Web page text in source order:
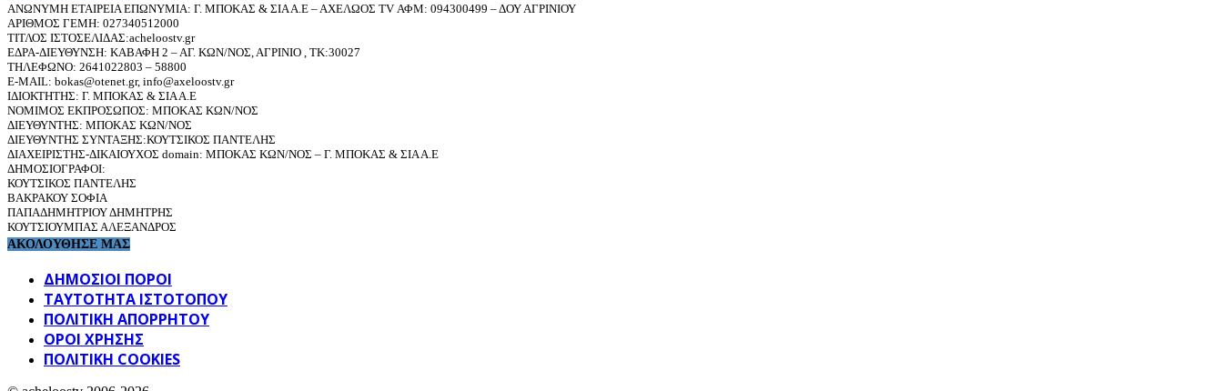
ΑΝΩΝΥΜΗ ΕΤΑΙΡΕΙΑ ΕΠΩΝΥΜΙΑ: Γ. ΜΠΟΚΑΣ & ΣΙΑ Α.Ε – ΑΧΕΛΩΟΣ TV ΑΦΜ: 094300499 – ΔΟΥ ΑΓΡΙΝΙΟΥ
ΑΡΙΘΜΟΣ ΓΕΜΗ: 027340512000
ΤΙΤΛΟΣ ΙΣΤΟΣΕΛΙΔΑΣ:acheloostv.gr
ΕΔΡΑ-ΔΙΕΥΘΥΝΣΗ: ΚΑΒΑΦΗ 2 – ΑΓ. ΚΩΝ/ΝΟΣ, ΑΓΡΙΝΙΟ , ΤΚ:30027
ΤΗΛΕΦΩΝΟ: 2641022803 – 58800
E-MAIL: bokas@otenet.gr, info@axeloostv.gr
ΙΔΙΟΚΤΗΤΗΣ: Γ. ΜΠΟΚΑΣ & ΣΙΑ Α.Ε
ΝΟΜΙΜΟΣ ΕΚΠΡΟΣΩΠΟΣ: ΜΠΟΚΑΣ ΚΩΝ/ΝΟΣ
ΔΙΕΥΘΥΝΤΗΣ: ΜΠΟΚΑΣ ΚΩΝ/ΝΟΣ
ΔΙΕΥΘΥΝΤΗΣ ΣΥΝΤΑΞΗΣ:ΚΟΥΤΣΙΚΟΣ ΠΑΝΤΕΛΗΣ
ΔΙΑΧΕΙΡΙΣΤΗΣ-ΔΙΚΑΙΟΥΧΟΣ domain: ΜΠΟΚΑΣ ΚΩΝ/ΝΟΣ – Γ. ΜΠΟΚΑΣ & ΣΙΑ Α.Ε
ΔΗΜΟΣΙΟΓΡΑΦΟΙ:
ΚΟΥΤΣΙΚΟΣ ΠΑΝΤΕΛΗΣ
ΒΑΚΡΑΚΟΥ ΣΟΦΙΑ
ΠΑΠΑΔΗΜΗΤΡΙΟΥ ΔΗΜΗΤΡΗΣ
ΚΟΥΤΣΙΟΥΜΠΑΣ ΑΛΕΞΑΝΔΡΟΣ
ΑΚΟΛΟΥΘΗΣΕ ΜΑΣ
ΔΗΜΟΣΙΟΙ ΠΟΡΟΙ
ΤΑΥΤΌΤΗΤΑ ΙΣΤΌΤΟΠΟΥ
ΠΟΛΙΤΙΚΉ ΑΠΟΡΡΉΤΟΥ
ΌΡΟΙ ΧΡΉΣΗΣ
ΠΟΛΙΤΙΚΗ COOKIES